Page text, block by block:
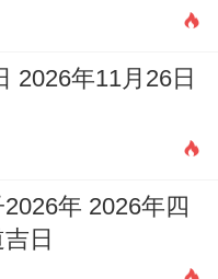
2026年11月26日
年 2026年四
日